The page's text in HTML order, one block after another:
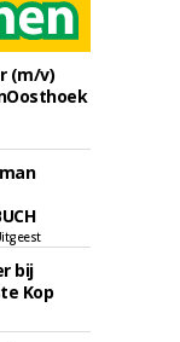
(m/v)
bij
Kop